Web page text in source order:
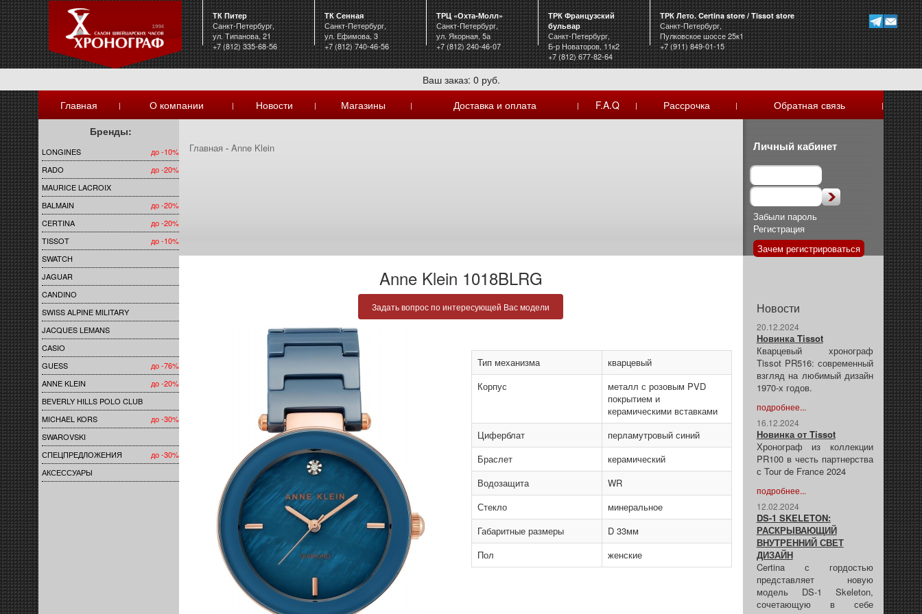
ТК Питер
Санкт-Петербург,
ул. Типанова, 21
+7 (812) 335-68-56
ТК Сенная
Санкт-Петербург,
ул. Ефимова, 3
+7 (812) 740-46-56
ТРЦ «Охта-Молл»
Санкт-Петербург,
ул. Якорная, 5а
+7 (812) 240-46-07
ТРК Французский
бульвар
Санкт-Петербург,
Б-р Новаторов, 11к2
+7 (812) 677-82-64
ТРК Лето. Certina store / Tissot store
Санкт-Петербург,
Пулковское шоссе 25к1
+7 (911) 849-01-15
Ваш заказ: 0 руб.
Главная
| О компании | Новости | Магазины | Доставка и оплата | F.A.Q | Рассрочка | Обратная связь |
Бренды:
LONGINES
до -10%
RADO
до -20%
MAURICE LACROIX
BALMAIN
до -20%
CERTINA
до -20%
TISSOT
до -10%
SWATCH
JAGUAR
CANDINO
SWISS ALPINE MILITARY
JACQUES LEMANS
CASIO
GUESS
до -76%
ANNE KLEIN
до -20%
BEVERLY HILLS POLO CLUB
MICHAEL KORS
до -30%
SWAROVSKI
СПЕЦПРЕДЛОЖЕНИЯ
до -30%
АКСЕССУАРЫ
Главная -Anne Klein
Anne Klein 1018BLRG
Задать вопрос по интересующей Вас модели
Тип механизма
кварцевый
Корпус
металл с розовым PVD
покрытием и
керамическими вставками
Циферблат
перламутровый синий
Браслет
керамический
Водозащита
WR
Стекло
минеральное
Габаритные размеры
D 33мм
Пол
женские
Личный кабинет
Забыли пароль
Регистрация
Зачем регистрироваться
Новости
20.12.2024
Новинка Tissot
Кварцевый хронограф
Tissot PR516: современный
взгляд на любимый дизайн
1970-х годов.
подробнее...
16.12.2024
Новинка от Tissot
Хронограф из коллекции
PR100 в честь партнерства
с Tour de France 2024
подробнее...
12.02.2024
DS-1 SKELETON:
РАСКРЫВАЮЩИЙ
ВНУТРЕННИЙ СВЕТ
ДИЗАЙН
Certina с гордостью
представляет новую
модель DS-1 Skeleton,
сочетающую в себе